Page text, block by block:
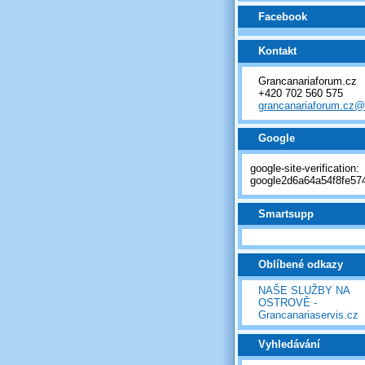
Facebook
Kontakt
Grancanariaforum.cz
+420 702 560 575
Google
google-site-verification:
Smartsupp
Oblíbené odkazy
NAŠE SLUŽBY NA
OSTROVĚ -
Grancanariaservis.cz
Vyhledávání